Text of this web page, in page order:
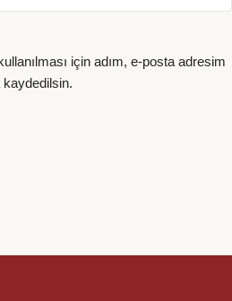
için adım, e-posta adresim
kaydedilsin.